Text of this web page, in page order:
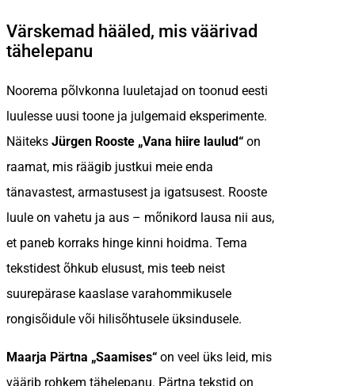
Värskemad hääled, mis väärivad
tähelepanu
Noorema põlvkonna luuletajad on toonud eesti
luulesse uusi toone ja julgemaid eksperimente.
Näiteks Jürgen Rooste „Vana hiire laulud“ on
raamat, mis räägib justkui meie enda
tänavastest, armastusest ja igatsusest. Rooste
luule on vahetu ja aus – mõnikord lausa nii aus,
et paneb korraks hinge kinni hoidma. Tema
tekstidest õhkub elusust, mis teeb neist
suurepärase kaaslase varahommikusele
rongisõidule või hilisõhtusele üksindusele.
Maarja Pärtna „Saamises“ on veel üks leid, mis
väärib rohkem tähelepanu. Pärtna tekstid on